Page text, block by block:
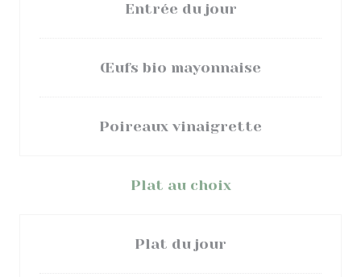
Entrée du jour
Œufs bio mayonnaise
Poireaux vinaigrette
Plat au choix
Plat du jour